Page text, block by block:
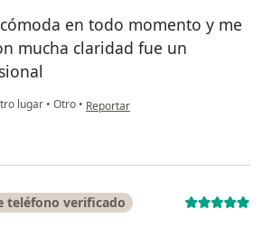
en todo momento y me
mucha claridad fue un
lugar • Otro • en opinión del usuario Helena
Reportar
teléfono verificado